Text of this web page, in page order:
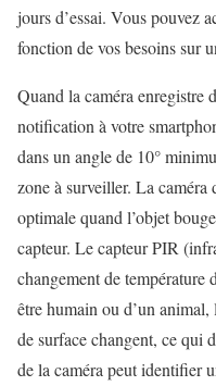
jours d’essai. Vous pouvez
fonction de vos besoins sur
Quand la caméra enregistre
notification à votre
dans un angle de 10°
zone à surveiller. La caméra
optimale quand l’objet
capteur. Le capteur PIR
changement de température
être humain ou d’un animal,
de surface changent, ce qui
de la caméra peut identifier